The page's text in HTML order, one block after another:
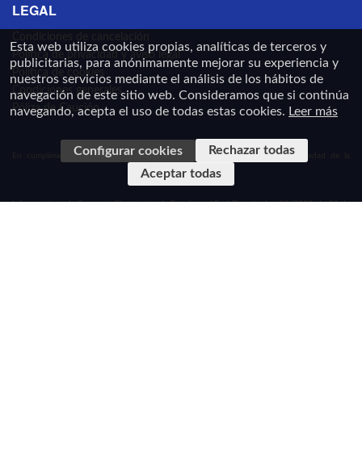
LEGAL
Política de privacidad y aviso legal
Política de cookies
Condiciones generales
Póliza de Caución
En cumplimiento de la Ley 34/2002, de 11 de julio de Servicios de la Sociedad de la
Información y de Comercio Electrónico de España y el Real Decreto-Ley 23/2018, de 21 de
Esta web utiliza cookies propias, analíticas de terceros y
publicitarias, para anónimamente mejorar su experiencia y
nuestros servicios mediante el análisis de los hábitos de
navegación de este sitio web. Consideramos que si continúa
navegando, acepta el uso de todas estas cookies. Leer más
Configurar cookies
Rechazar todas
Aceptar todas